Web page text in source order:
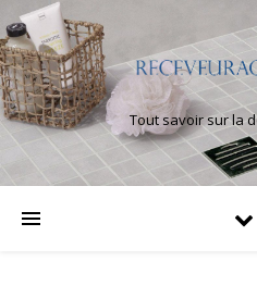
Tout savoir sur la